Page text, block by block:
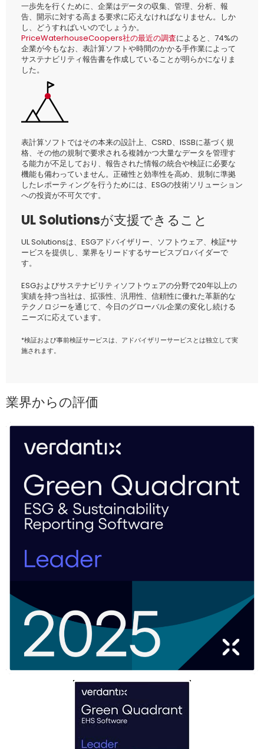
一歩先を行くために、企業はデータの収集、管理、分析、報
告、開示に対する高まる要求に応えなければなりません。しか
し、どうすればいいのでしょうか。
PriceWaterhouseCoopers社の最近の調査によると、74%の
企業が今もなお、表計算ソフトや時間のかかる手作業によって
サステナビリティ報告書を作成していることが明らかになりま
した。
表計算ソフトではその本来の設計上、CSRD、ISSBに基づく規
格、その他の規制で要求される複雑かつ大量なデータを管理す
る能力が不足しており、報告された情報の統合や検証に必要な
機能も備わっていません。正確性と効率性を高め、規制に準拠
したレポーティングを行うためには、ESGの技術ソリューション
への投資が不可欠です。
UL Solutionsが支援できること
UL Solutionsは、ESGアドバイザリー、ソフトウェア、検証*サ
ービスを提供し、業界をリードするサービスプロバイダーで
す。
ESGおよびサステナビリティソフトウェアの分野で20年以上の
実績を持つ当社は、拡張性、汎用性、信頼性に優れた革新的な
テクノロジーを通じて、今日のグローバル企業の変化し続ける
ニーズに応えています。
*検証および事前検証サービスは、アドバイザリーサービスとは独立して実
施されます。
業界からの評価